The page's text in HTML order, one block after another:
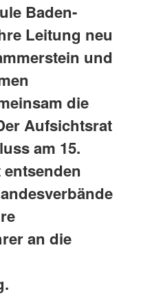
Baden-
Leitung neu
und
die
Aufsichtsrat
am 15.
entsenden
an die